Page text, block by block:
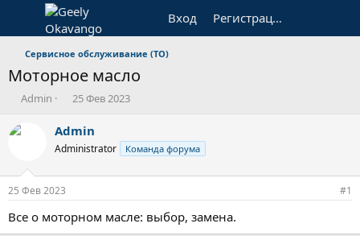
Вход Регистрация
Сервисное обслуживание (ТО)
Моторное масло
А
т
т
е
м
ы
Admin
Д
т
а
н
а
л
а
25 Фев 2023
Admin
Administrator Команда форума
25 Фев 2023 #1
Все о моторном масле: выбор, замена.